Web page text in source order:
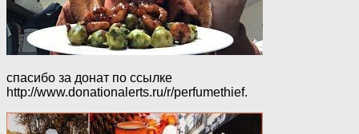
спасибо за донат по ссылке
http://www.donationalerts.ru/r/perfumethief.